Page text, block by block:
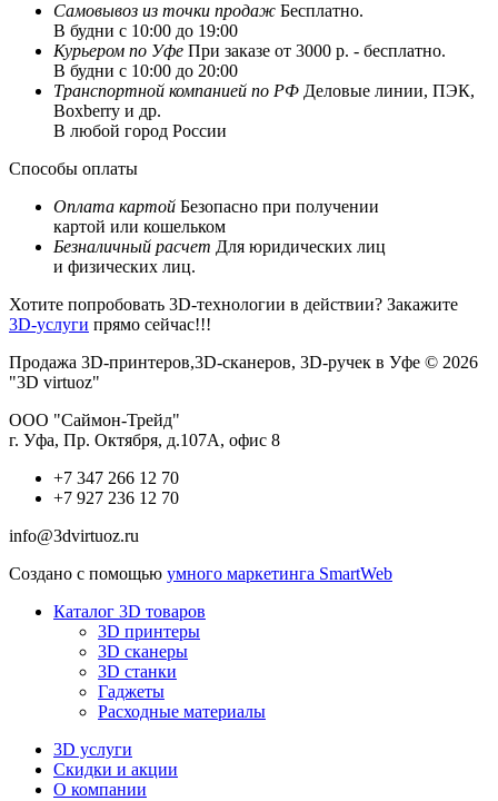
Самовывоз из точки продаж Бесплатно.
В будни с 10:00 до 19:00
Курьером по Уфе При заказе от 3000 р. - бесплатно.
В будни с 10:00 до 20:00
Транспортной компанией по РФ Деловые линии, ПЭК,
Boxberry и др.
В любой город России
Способы оплаты
Оплата картой Безопасно при получении
картой или кошельком
Безналичный расчет Для юридических лиц
и физических лиц.
Хотите попробовать 3D-технологии в действии? Закажите
3D-услуги прямо сейчас!!!
Продажа 3D-принтеров,3D-сканеров, 3D-ручек в Уфе © 2026
"3D virtuoz"
ООО "Саймон-Трейд"
г. Уфа, Пр. Октября, д.107А, офис 8
+7 347 266 12 70
+7 927 236 12 70
info@3dvirtuoz.ru
Создано с помощью умного маркетинга SmartWeb
Каталог 3D товаров
3D принтеры
3D сканеры
3D станки
Гаджеты
Расходные материалы
3D услуги
Скидки и акции
О компании